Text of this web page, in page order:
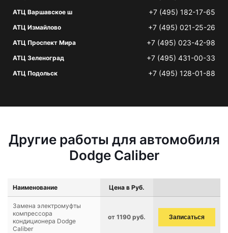
АТЦ Варшавское ш +7 (495) 182-17-65
АТЦ Измайлово +7 (495) 021-25-26
АТЦ Проспект Мира +7 (495) 023-42-98
АТЦ Зеленоград +7 (495) 431-00-33
АТЦ Подольск +7 (495) 128-01-88
Другие работы для автомобиля
Dodge Caliber
Наименование Цена в Руб.
Замена электромуфты
компрессора
кондиционера Dodge
Caliber
от 1190 руб. Записаться